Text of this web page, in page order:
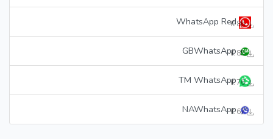
WhatsApp Red 86 K
GBWhatsApp 85 K
TM WhatsApp 76 K
NAWhatsApp 67 K